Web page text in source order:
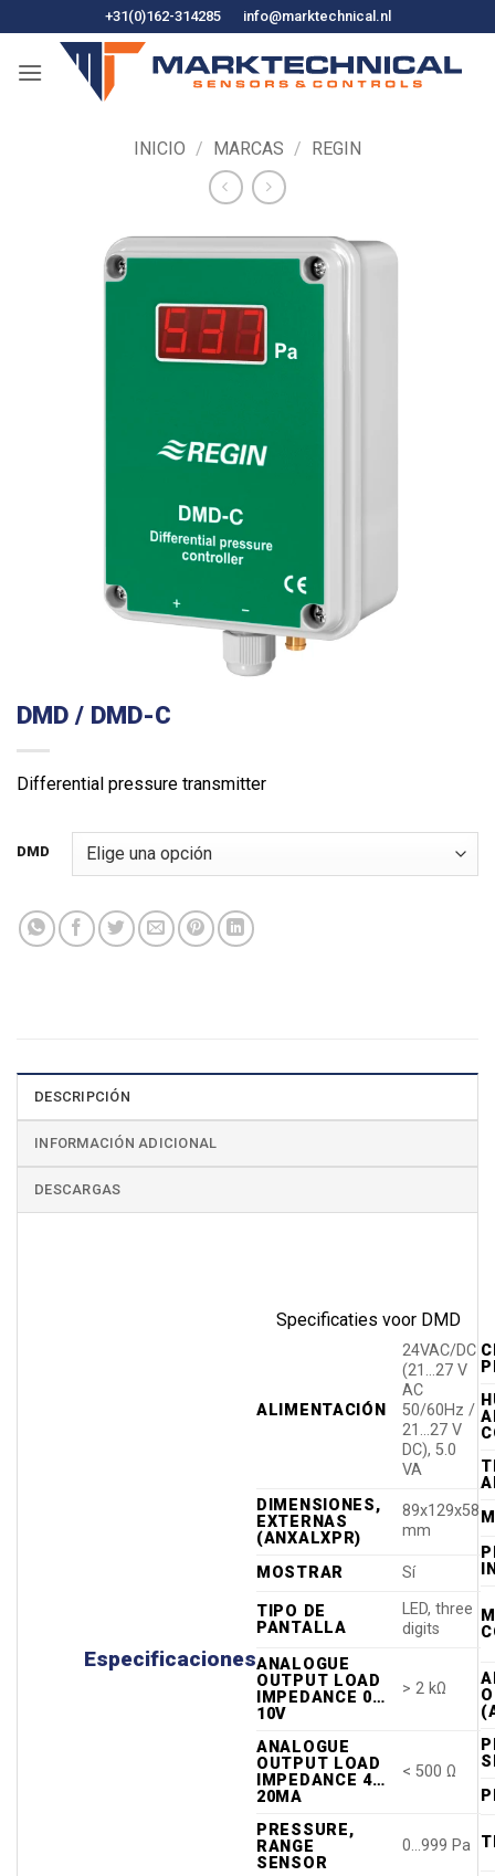
al
contenido
+31(0)162-314285 info@marktechnical.nl
INICIO / MARCAS / REGIN
DMD / DMD-C
Differential pressure transmitter
DMD
DESCRIPCIÓN
INFORMACIÓN ADICIONAL
DESCARGAS
Especificaciones
Specificaties voor DMD
ALIMENTACIÓN
24VAC/DC
(21…27 V
AC
50/60Hz /
21…27 V
DC), 5.0
VA
DIMENSIONES,
EXTERNAS
(ANXALXPR)
89x129x58
mm
MOSTRAR Sí
TIPO DE
PANTALLA
LED, three
digits
ANALOGUE
OUTPUT LOAD
IMPEDANCE 0…
10V
> 2 kΩ
ANALOGUE
OUTPUT LOAD
IMPEDANCE 4…
20MA
< 500 Ω
PRESSURE,
RANGE
SENSOR
0…999 Pa